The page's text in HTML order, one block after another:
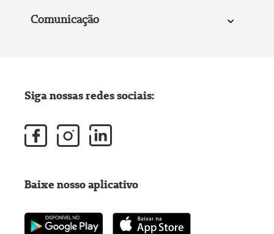
Comunicação
Siga nossas redes sociais:
Baixe nosso aplicativo